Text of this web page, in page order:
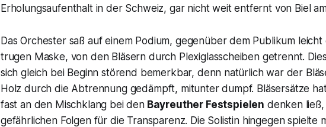
Erholungsaufenthalt in der Schweiz, gar nicht weit entfernt von Biel
Das Orchester saß auf einem Podium, gegenüber dem Publikum
trugen Maske, von den Bläsern durch Plexiglasscheiben getrennt.
sich gleich bei Beginn störend bemerkbar, denn natürlich war der
Holz durch die Abtrennung gedämpft, mitunter dumpf. Bläsersätze
fast an den Mischklang bei denBayreuther Festspielen denken
gefährlichen Folgen für die Transparenz. Die Solistin hingegen spielte